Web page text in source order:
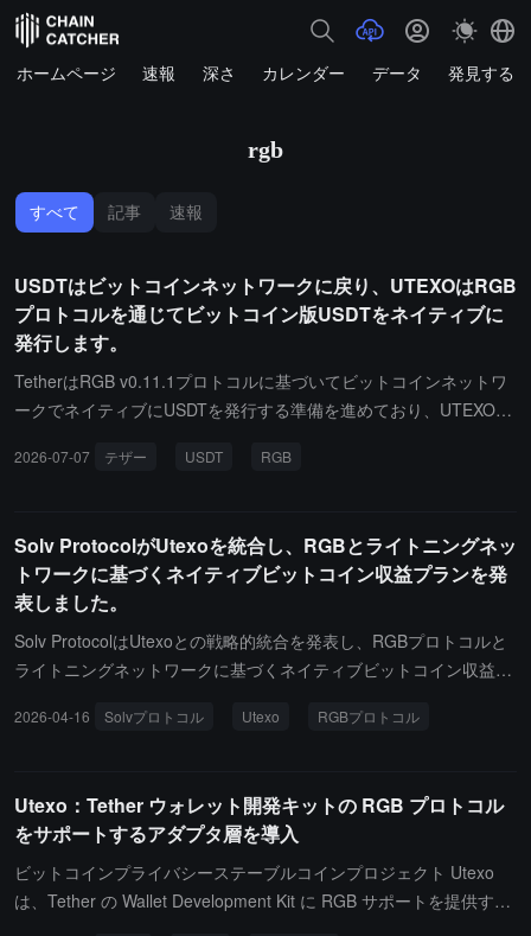
ホームページ 速報 深さ カレンダー データ 発見する
rgb
すべて 記事 速報
USDTはビットコインネットワークに戻り、UTEXOはRGB
プロトコルを通じてビットコイン版USDTをネイティブに
発行します。
TetherはRGB v0.11.1プロトコルに基づいてビットコインネットワ
ークでネイティブにUSDTを発行する準備を進めており、UTEXOが
iプロトコルを通じてビットコインに初めて上陸して以来、数年ぶり
受けており、ビットコインネイティブのUSDTの実現を推進する責
任を負っていると述べています。RGBプロトコルはクライアントサ
イドバリデーション（Client-side Validation）を採用し、ライトニ
ングネットワークと組み合わせることで、ビットコインのUTXOセ
キュリティモデルを継承しつつ、USDTの即時、低コスト、プライ
インアドレスを通じてUSDTを直接保有し、RGBをサポートするラ
する必要がありません。現在USDTが主に流通しているTRONやイ
ーサリアムなどのアカウントモデルネットワークと比較して、RGB
はUTXOモデルを利用して一時的なアドレスを自然にサポートし、
ライトニングネットワークと組み合わせてオフチェーン決済を行う
2026-07-07 テザー USDT RGB
Solv ProtocolがUtexoを統合し、RGBとライトニングネッ
トワークに基づくネイティブビットコイン収益プランを発
表しました。
Solv ProtocolはUtexoとの戦略的統合を発表し、RGBプロトコルと
ライトニングネットワークに基づくネイティブビットコイン収益プ
変換を実現し、ラッピング、クロスチェーンブリッジ、またはカス
換のライトニングネットワーク上でのネイティブUSDT発行の計画
と呼応しています。また、Solvは戦略的エンジェル投資家として、
Tetherが主導した750万ドルのシードラウンドファイナンスにUtexo
に参加しました。
2026-04-16 Solvプロトコル Utexo RGBプロトコル
Utexo：Tether ウォレット開発キットの RGB プロトコル
をサポートするアダプタ層を導入
ビットコインプライバシーステーブルコインプロジェクト Utexo
は、Tether の Wallet Development Kit に RGB サポートを提供する